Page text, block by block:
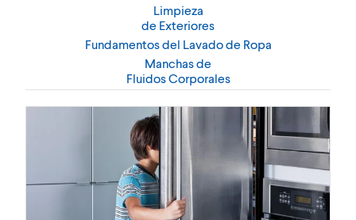
Limpieza
de Exteriores
Fundamentos del Lavado de Ropa
Manchas de
Fluidos Corporales